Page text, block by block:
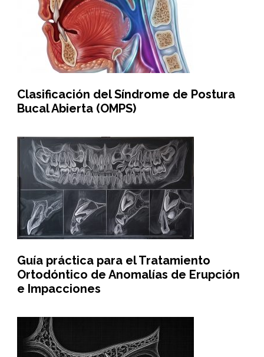
Clasificación del Síndrome de Postura
Bucal Abierta (OMPS)
Guía práctica para el Tratamiento
Ortodóntico de Anomalías de Erupción
e Impacciones